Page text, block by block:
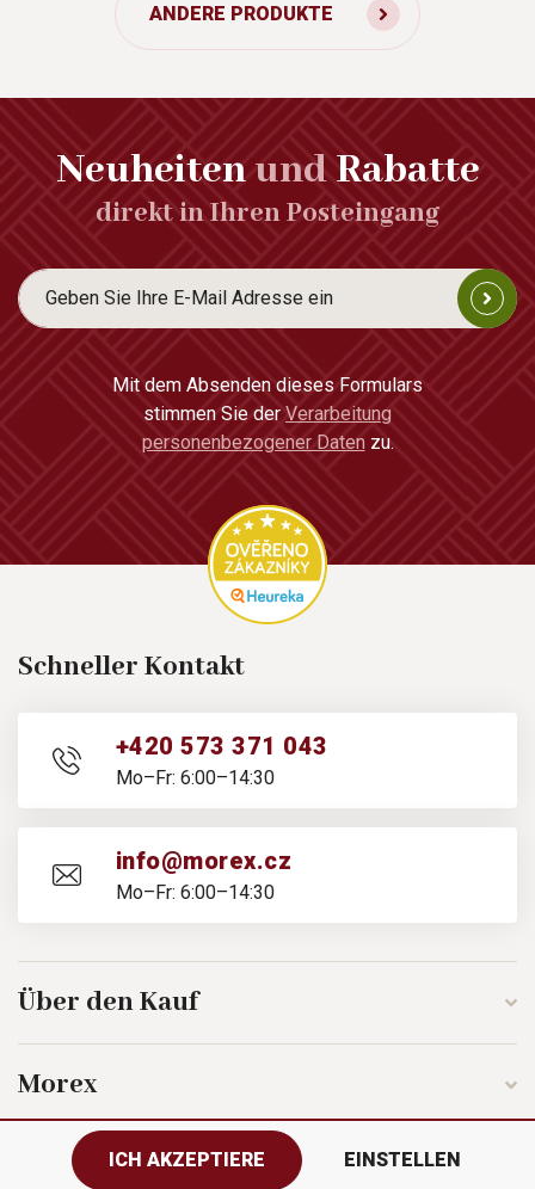
ANDERE PRODUKTE
NeuheitenundRabatte
direkt in Ihren Posteingang
Mit dem Absenden dieses Formulars
stimmen Sie der Verarbeitung
personenbezogener Daten zu.
Schneller Kontakt
+420 573 371 043
Mo–Fr: 6:00–14:30
info@morex.cz
Mo–Fr: 6:00–14:30
Über den Kauf
Morex
Folgen Sie uns
ICH AKZEPTIERE EINSTELLEN